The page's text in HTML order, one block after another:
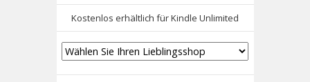
Kostenlos erhältlich für Kindle Unlimited